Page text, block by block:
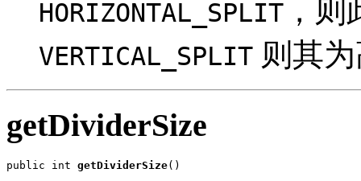
HORIZONTAL_SPLIT ，
VERTICAL_SPLIT 则其
getDividerSize
public int getDividerSize()